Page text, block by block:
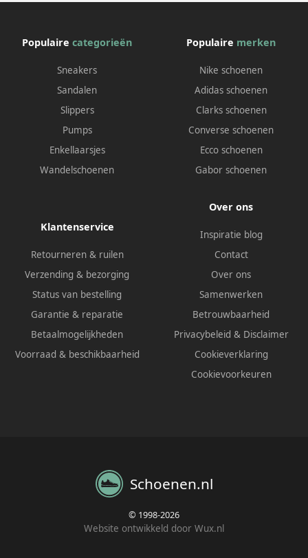
Populaire categorieën
Sneakers
Sandalen
Slippers
Pumps
Enkellaarsjes
Wandelschoenen
Populaire merken
Nike schoenen
Adidas schoenen
Clarks schoenen
Converse schoenen
Ecco schoenen
Gabor schoenen
Klantenservice
Retourneren & ruilen
Verzending & bezorging
Status van bestelling
Garantie & reparatie
Betaalmogelijkheden
Voorraad & beschikbaarheid
Over ons
Inspiratie blog
Contact
Over ons
Samenwerken
Betrouwbaarheid
Privacybeleid & Disclaimer
Cookieverklaring
Cookievoorkeuren
Schoenen.nl
© 1998-2026
Website ontwikkeld door Wux.nl